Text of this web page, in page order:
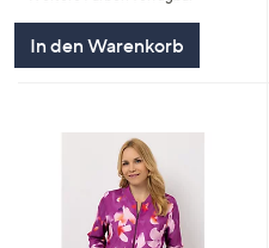
In den Warenkorb